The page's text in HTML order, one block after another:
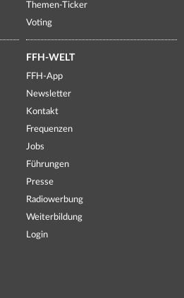
Themen-Ticker
Voting
FFH-WELT
FFH-App
Newsletter
Kontakt
Frequenzen
Jobs
Führungen
Presse
Radiowerbung
Weiterbildung
Login